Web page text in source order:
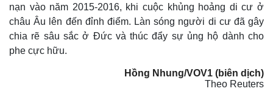
nạn vào năm 2015-2016, khi cuộc khủng hoảng di cư ở
châu Âu lên đến đỉnh điểm. Làn sóng người di cư đã gây
chia rẽ sâu sắc ở Đức và thúc đẩy sự ủng hộ dành cho
phe cực hữu.
Hồng Nhung/VOV1 (biên dịch)
Theo Reuters